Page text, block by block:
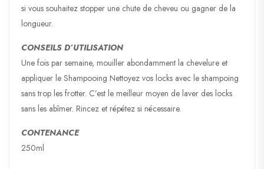
si vous souhaitez stopper une chute de cheveu ou gagner de la
longueur.
CONSEILS D’UTILISATION
Une fois par semaine, mouiller abondamment la chevelure et
appliquer le Shampooing Nettoyez vos locks avec le shampoing
sans trop les frotter. C’est le meilleur moyen de laver des locks
sans les abîmer. Rincez et répétez si nécessaire.
CONTENANCE
250ml